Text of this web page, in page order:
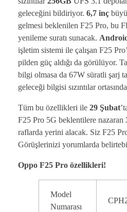
geleceğini bildiriyor. 6,7 inç
gelmesi beklenilen F25 Pro, bu
yenileme suratı sunacak.
işletim sistemi ile çalışan F25
pilden güç aldığı da görülüyor.
bilgi olmasa da 67W süratli şarj
geleceği bilgisi sızıntılar
Tüm bu özellikleri ile 29 Şubat
F25 Pro 5G beklentilere nazaran
raflarda yerini alacak. Siz F25
Görüşlerinizi yorumlarda
Oppo F25 Pro özellikleri!
Model
Numarası